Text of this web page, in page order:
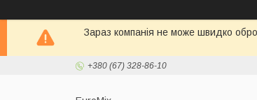
Зараз компанія не може швидко
+380 (67) 328-86-10